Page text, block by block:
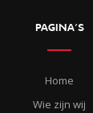
PAGINA’S
Home
Wie zijn wij